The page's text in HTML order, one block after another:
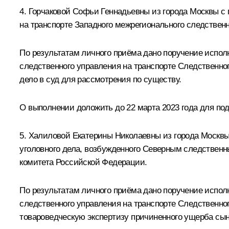
4. Горчаковой Софьи Геннадьевны из города Москвы
на транспорте Западного межрегионального
По результатам личного приёма дано поручение
следственного управления на транспорте
дело в суд для рассмотрения по существу.
О выполнении доложить до 22 марта 2023 года для
5. Халиловой Екатерины Николаевны из города
уголовного дела, возбужденного Северным
комитета Российской Федерации.
По результатам личного приёма дано поручение
следственного управления на транспорте
товароведческую экспертизу причиненного ущерба